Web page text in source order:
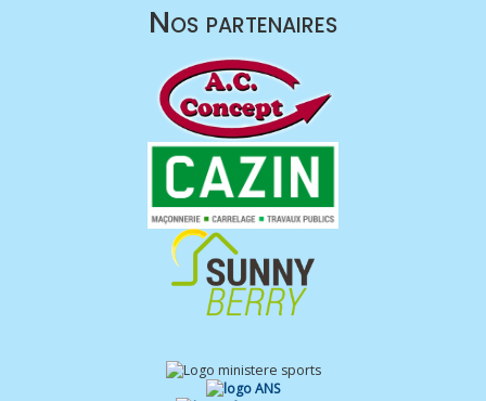
Nos partenaires